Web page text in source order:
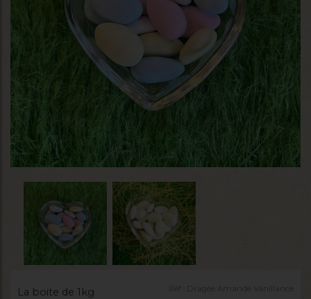
La boite de 1kg